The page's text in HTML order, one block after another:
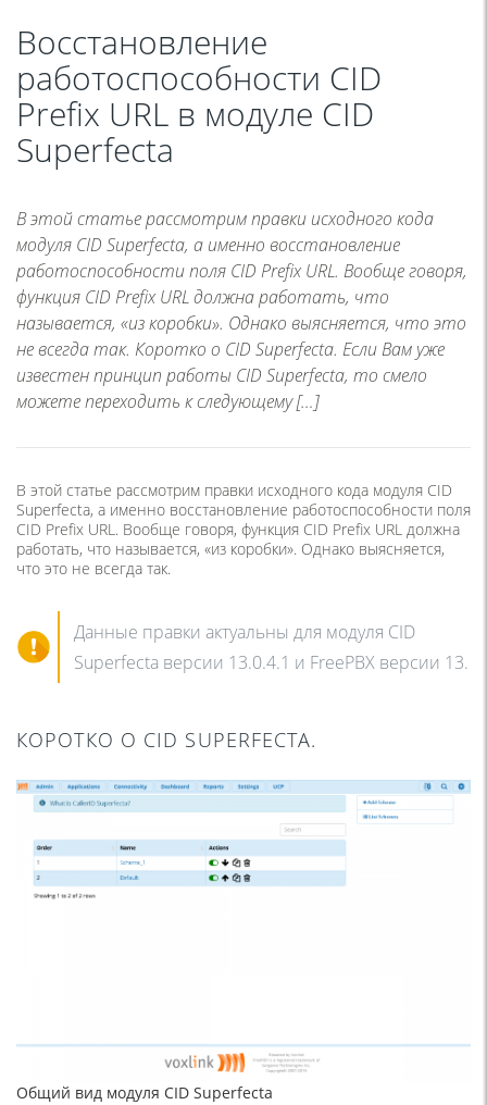
Восстановление
работоспособности CID
Prefix URL в модуле CID
Superfecta
В этой статье рассмотрим правки исходного кода
модуля CID Superfecta, а именно восстановление
работоспособности поля CID Prefix URL. Вообще говоря,
функция CID Prefix URL должна работать, что
называется, «из коробки». Однако выясняется, что это
не всегда так. Коротко о CID Superfecta. Если Вам уже
известен принцип работы CID Superfecta, то смело
можете переходить к следующему […]
В этой статье рассмотрим правки исходного кода модуля CID
Superfecta, а именно восстановление работоспособности поля
CID Prefix URL. Вообще говоря, функция CID Prefix URL должна
работать, что называется, «из коробки». Однако выясняется,
что это не всегда так.
Данные правки актуальны для модуля CID
Superfecta версии 13.0.4.1 и FreePBX версии 13.
КОРОТКО О CID SUPERFECTA.
Общий вид модуля CID Superfecta